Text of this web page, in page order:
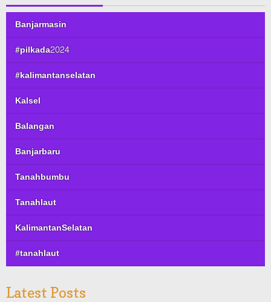
Banjarmasin
#pilkada2024
#kalimantanselatan
Kalsel
Balangan
Banjarbaru
Tanahbumbu
Tanahlaut
KalimantanSelatan
#tanahlaut
Latest Posts